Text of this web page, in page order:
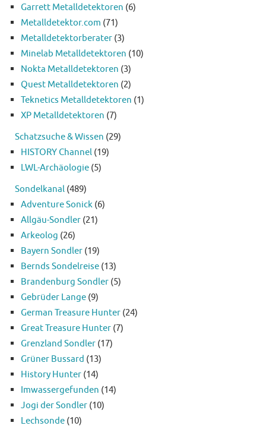
Garrett Metalldetektoren (6)
Metalldetektor.com (71)
Metalldetektorberater (3)
Minelab Metalldetektoren (10)
Nokta Metalldetektoren (3)
Quest Metalldetektoren (2)
Teknetics Metalldetektoren (1)
XP Metalldetektoren (7)
Schatzsuche & Wissen (29)
HISTORY Channel (19)
LWL-Archäologie (5)
Sondelkanal (489)
Adventure Sonick (6)
Allgäu-Sondler (21)
Arkeolog (26)
Bayern Sondler (19)
Bernds Sondelreise (13)
Brandenburg Sondler (5)
Gebrüder Lange (9)
German Treasure Hunter (24)
Great Treasure Hunter (7)
Grenzland Sondler (17)
Grüner Bussard (13)
History Hunter (14)
Imwassergefunden (14)
Jogi der Sondler (10)
Lechsonde (10)